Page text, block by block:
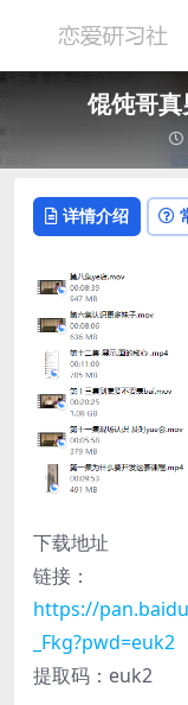
馄饨哥真
详情介绍
下载地址
链接：
https://
_Fkg?pwd=euk2
提取码：euk2